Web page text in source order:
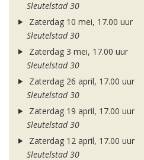
Sleutelstad 30
Zaterdag 10 mei, 17.00 uur
Sleutelstad 30
Zaterdag 3 mei, 17.00 uur
Sleutelstad 30
Zaterdag 26 april, 17.00 uur
Sleutelstad 30
Zaterdag 19 april, 17.00 uur
Sleutelstad 30
Zaterdag 12 april, 17.00 uur
Sleutelstad 30